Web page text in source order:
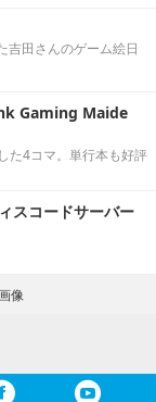
吉田さんのゲーム絵日
Gaming Maide
た4コマ。単行本も好評
スコードサーバー
像